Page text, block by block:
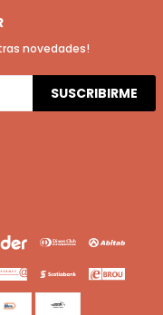
novedades!
SUSCRIBIRME